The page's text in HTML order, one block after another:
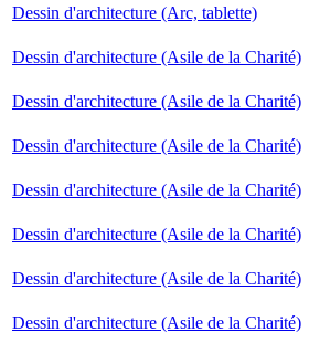
Dessin d'architecture (Arc, tablette)
Dessin d'architecture (Asile de la Charité)
Dessin d'architecture (Asile de la Charité)
Dessin d'architecture (Asile de la Charité)
Dessin d'architecture (Asile de la Charité)
Dessin d'architecture (Asile de la Charité)
Dessin d'architecture (Asile de la Charité)
Dessin d'architecture (Asile de la Charité)